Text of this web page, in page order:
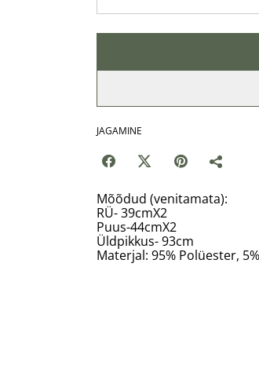
JAGAMINE
Mõõdud (venitamata):
RÜ- 39cmX2
Puus-44cmX2
Üldpikkus- 93cm
Materjal: 95% Polüester,